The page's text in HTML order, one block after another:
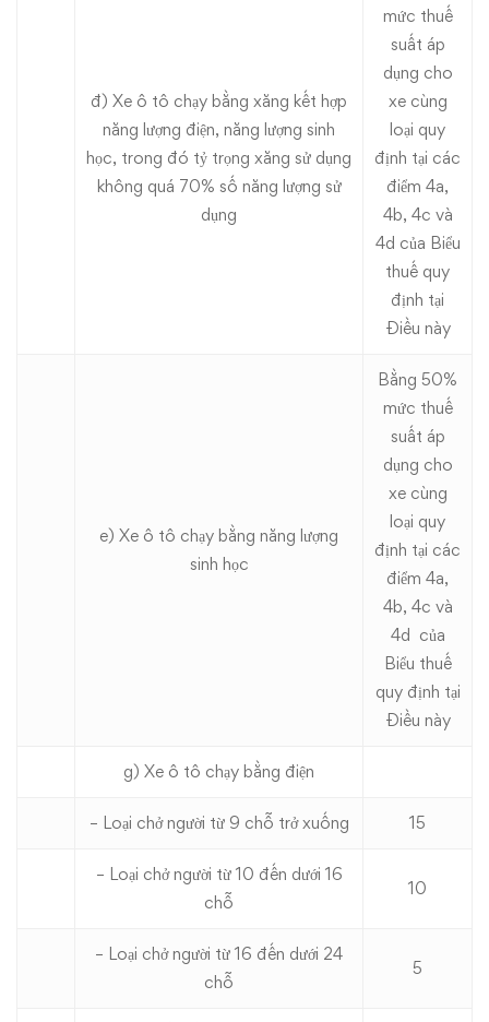
đ) Xe ô tô chạy bằng xăng kết hợp
năng lượng điện, năng lượng sinh
học, trong đó tỷ trọng xăng sử dụng
không quá 70% số năng lượng sử
dụng
mức thuế
suất áp
dụng cho
xe cùng
loại quy
định tại các
điểm 4a,
4b, 4c và
4d của Biểu
thuế quy
định tại
Điều này
e) Xe ô tô chạy bằng năng lượng
sinh học
Bằng 50%
mức thuế
suất áp
dụng cho
xe cùng
loại quy
định tại các
điểm 4a,
4b, 4c và
4d của
Biểu thuế
quy định tại
Điều này
g) Xe ô tô chạy bằng điện
– Loại chở người từ 9 chỗ trở xuống 15
– Loại chở người từ 10 đến dưới 16
chỗ
10
– Loại chở người từ 16 đến dưới 24
chỗ
5